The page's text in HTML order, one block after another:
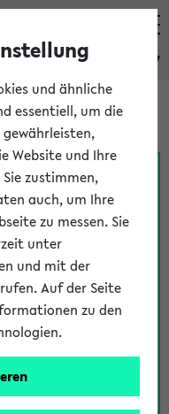
eKVV
Fragen zu
Ansprechpersonen
Der BIS
Hilfe leisten.
die Ihre
haben, auf der
der
und ähnliche
essentiell, um die
Website und Ihre
zustimmen,
auch, um Ihre
zu messen. Sie
unter
und mit der
Auf der Seite
zu den